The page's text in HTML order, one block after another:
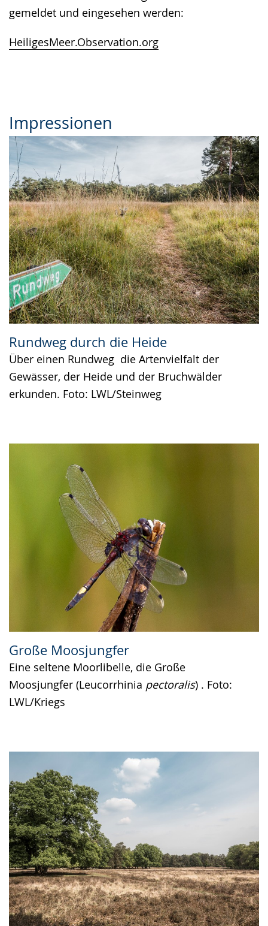
gemeldet und eingesehen werden:
HeiligesMeer.Observation.org
Impressionen
Rundweg durch die Heide
Über einen Rundweg die Artenvielfalt der
Gewässer, der Heide und der Bruchwälder
erkunden. Foto: LWL/Steinweg
Große Moosjungfer
Eine seltene Moorlibelle, die Große
Moosjungfer (Leucorrhinia pectoralis) . Foto:
LWL/Kriegs